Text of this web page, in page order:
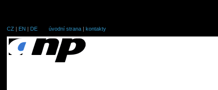
CZ | EN | DE úvodní strana | kontakty